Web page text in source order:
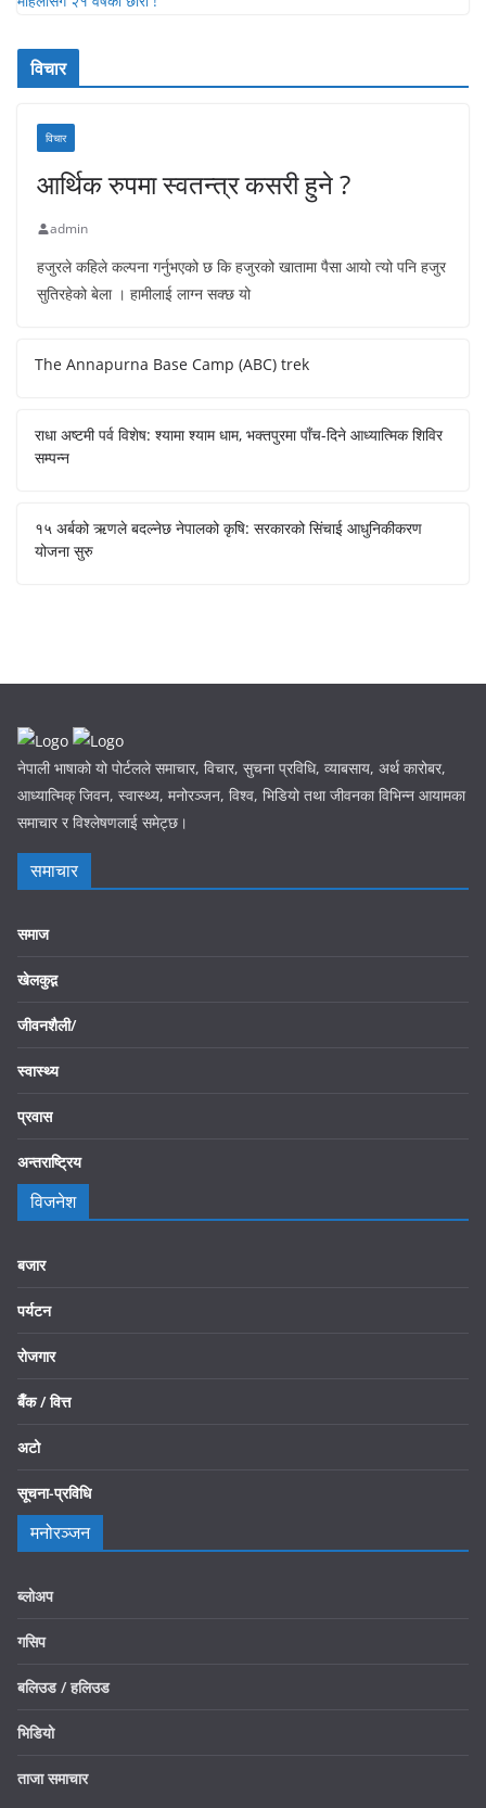
विचार
विचार
आर्थिक रुपमा स्वतन्त्र कसरी हुने ?
admin
हजुरले कहिले कल्पना गर्नुभएको छ कि हजुरको खातामा पैसा आयो त्यो पनि हजुर
सुतिरहेको बेला । हामीलाई लाग्न सक्छ यो
The Annapurna Base Camp (ABC) trek
राधा अष्टमी पर्व विशेष: श्यामा श्याम धाम, भक्तपुरमा पाँच-दिने आध्यात्मिक शिविर
सम्पन्न
१५ अर्बको ऋणले बदल्नेछ नेपालको कृषि: सरकारको सिंचाई आधुनिकीकरण
योजना सुरु
नेपाली भाषाको यो पोर्टलले समाचार, विचार, सुचना प्रविधि, व्याबसाय, अर्थ कारोबर,
आध्यात्मिक् जिवन, स्वास्थ्य, मनोरञ्जन, विश्व, भिडियो तथा जीवनका विभिन्न आयामका
समाचार र विश्लेषणलाई समेट्छ।
समाचार
समाज
खेलकुद़़
जीवनशैली/
स्वास्थ्य
प्रवास
अन्तराष्ट्रिय
विजनेश
बजार
पर्यटन
रोजगार
बैँक / वित्त
अटो
सूचना-प्रविधि
मनोरञ्जन
ब्लोअप
गसिप
बलिउड / हलिउड
भिडियो
ताजा समाचार